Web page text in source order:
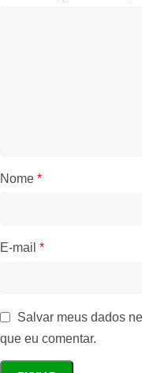
Nome *
E-mail *
Salvar meus dados
que eu comentar.